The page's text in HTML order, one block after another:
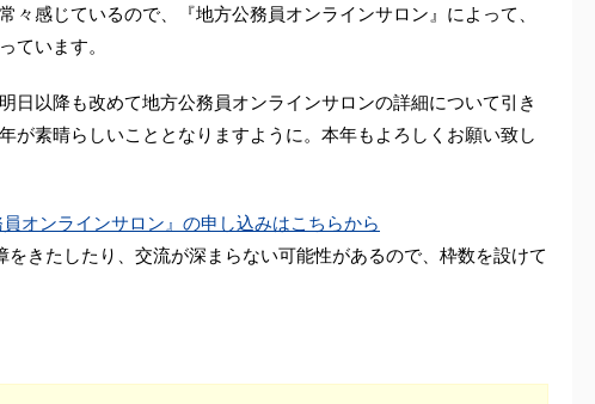
々感じているので、『地方公務員オンラインサロン』によって、
ています。
日以降も改めて地方公務員オンラインサロンの詳細について引き
が素晴らしいこととなりますように。本年もよろしくお願い致し
オンラインサロン』の申し込みはこちらから
きたしたり、交流が深まらない可能性があるので、枠数を設けて